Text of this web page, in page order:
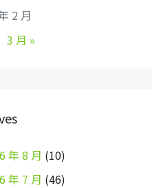
2 月
3 月 »
年 8 月 (10)
年 7 月 (46)